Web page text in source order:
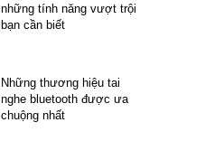
những tính năng vượt trội
bạn cần biết
Những thương hiệu tai
nghe bluetooth được ưa
chuộng nhất